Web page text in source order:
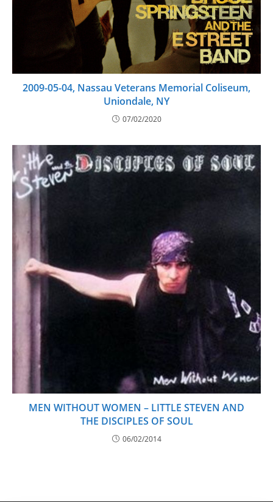
2009-05-04, Nassau Veterans Memorial Coliseum,
Uniondale, NY
07/02/2020
MEN WITHOUT WOMEN – LITTLE STEVEN AND
THE DISCIPLES OF SOUL
06/02/2014